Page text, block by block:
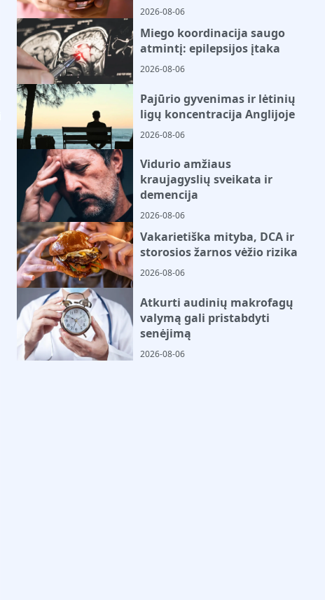
2026-08-06
Miego koordinacija saugo
atmintį: epilepsijos įtaka
2026-08-06
Pajūrio gyvenimas ir lėtinių
ligų koncentracija Anglijoje
2026-08-06
Vidurio amžiaus
kraujagyslių sveikata ir
demencija
2026-08-06
Vakarietiška mityba, DCA ir
storosios žarnos vėžio rizika
2026-08-06
Atkurti audinių makrofagų
valymą gali pristabdyti
senėjimą
2026-08-06